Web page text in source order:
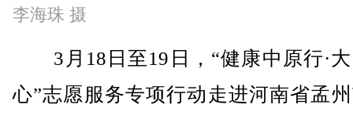
李海珠 摄
3月18日至19日，“健康中原行·大
心”志愿服务专项行动走进河南省孟